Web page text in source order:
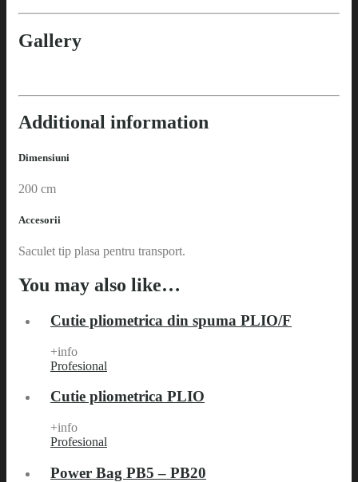
Gallery
Additional information
Dimensiuni
200 cm
Accesorii
Saculet tip plasa pentru transport.
You may also like…
Cutie pliometrica din spuma PLIO/F
+info
Profesional
Cutie pliometrica PLIO
+info
Profesional
Power Bag PB5 – PB20